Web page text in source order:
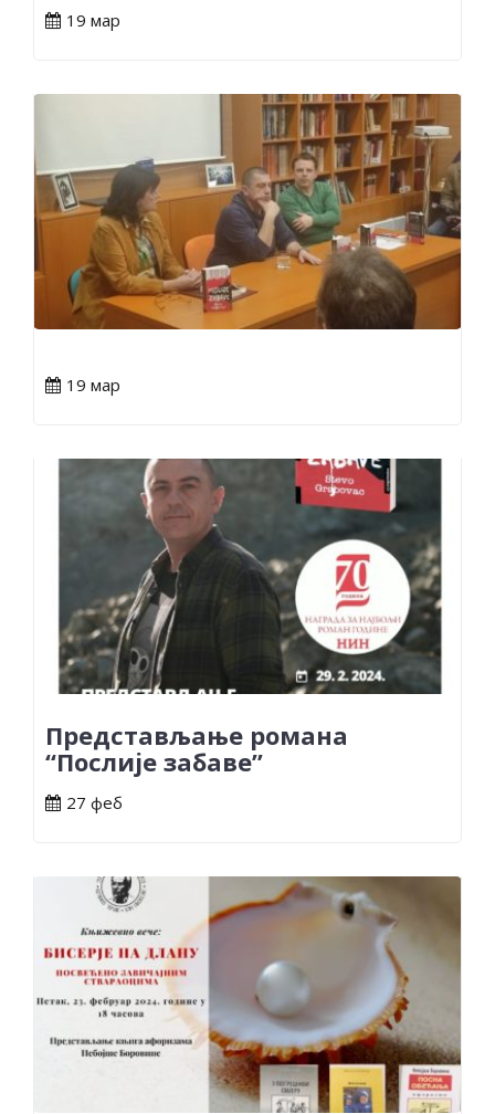
19 мар
19 мар
Представљање романа
“Послије забаве”
27 феб